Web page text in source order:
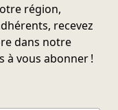
région,
recevez
dans notre
à vous abonner !